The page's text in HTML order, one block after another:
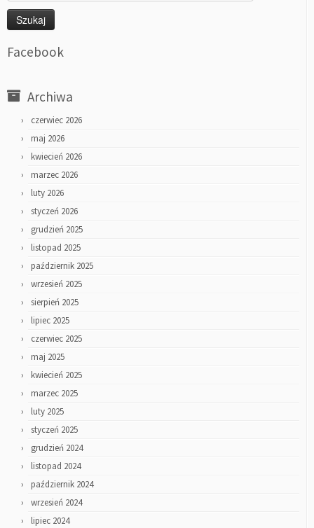
Facebook
Archiwa
czerwiec 2026
maj 2026
kwiecień 2026
marzec 2026
luty 2026
styczeń 2026
grudzień 2025
listopad 2025
październik 2025
wrzesień 2025
sierpień 2025
lipiec 2025
czerwiec 2025
maj 2025
kwiecień 2025
marzec 2025
luty 2025
styczeń 2025
grudzień 2024
listopad 2024
październik 2024
wrzesień 2024
lipiec 2024